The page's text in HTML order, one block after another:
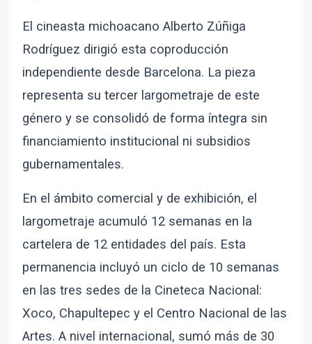
El cineasta michoacano Alberto Zúñiga
Rodríguez dirigió esta coproducción
independiente desde Barcelona. La pieza
representa su tercer largometraje de este
género y se consolidó de forma íntegra sin
financiamiento institucional ni subsidios
gubernamentales.
En el ámbito comercial y de exhibición, el
largometraje acumuló 12 semanas en la
cartelera de 12 entidades del país. Esta
permanencia incluyó un ciclo de 10 semanas
en las tres sedes de la Cineteca Nacional:
Xoco, Chapultepec y el Centro Nacional de las
Artes. A nivel internacional, sumó más de 30